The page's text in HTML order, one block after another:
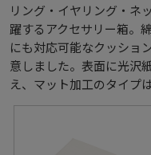
リング・イヤリング・ネ
躍するアクセサリー箱。
にも対応可能なクッショ
意しました。表面に光沢
え、マット加工のタイプ